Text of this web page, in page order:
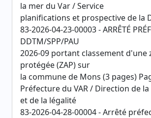
la mer du Var / Service
planifications et prospective de la
83-2026-04-23-00003 - ARRÊTÉ
DDTM/SPP/PAU
2026-09 portant classement d'une
protégée (ZAP) sur
la commune de Mons (3 pages)
Préfecture du VAR / Direction de
et de la légalité
83-2026-04-28-00004 - Arrêté